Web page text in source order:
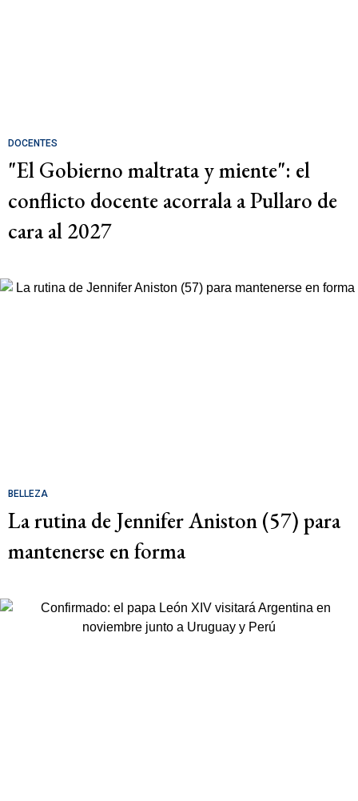
DOCENTES
"El Gobierno maltrata y miente": el
conflicto docente acorrala a Pullaro de
cara al 2027
BELLEZA
La rutina de Jennifer Aniston (57) para
mantenerse en forma